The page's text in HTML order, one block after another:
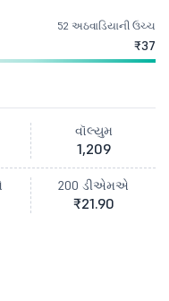
52 અઠવાડિયાની ઉચ્ચ
₹37
વૉલ્યુમ
1,209
200 ડીએમએ
₹21.90